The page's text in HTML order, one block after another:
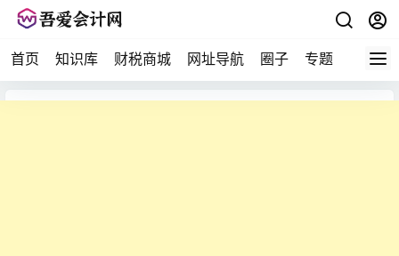
首页 知识库 财税商城 网址导航 圈子 专题 会计问